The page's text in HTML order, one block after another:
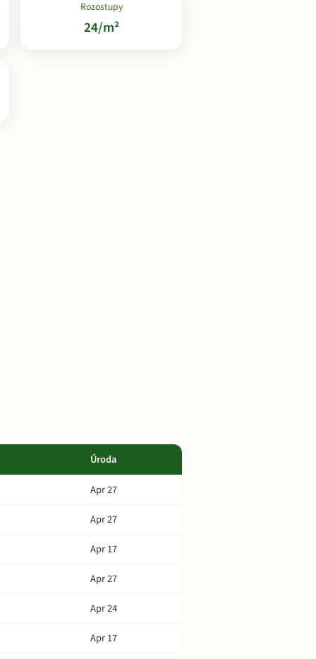
Rozostupy
24/m²
Úroda
Apr 27
Apr 27
Apr 17
Apr 27
Apr 24
Apr 17